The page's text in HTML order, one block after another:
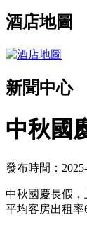
酒店地圖
新聞中心
中秋國
發布時間：
中秋國慶長假
平均客房出租率